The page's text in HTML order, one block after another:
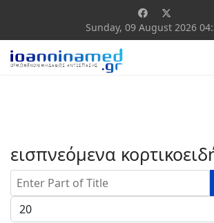
Sunday, 09 August 2026
εισπνεόμενα
Enter Part of Title
Display #